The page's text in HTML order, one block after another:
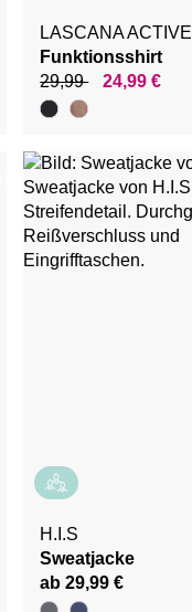
LASCANA ACTIVE
Funktionsshirt
29,99
24,99 €
H.I.S
Sweatjacke
ab 29,99 €